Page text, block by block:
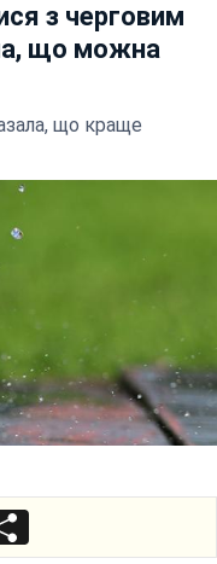
з черговим
що можна
що краще